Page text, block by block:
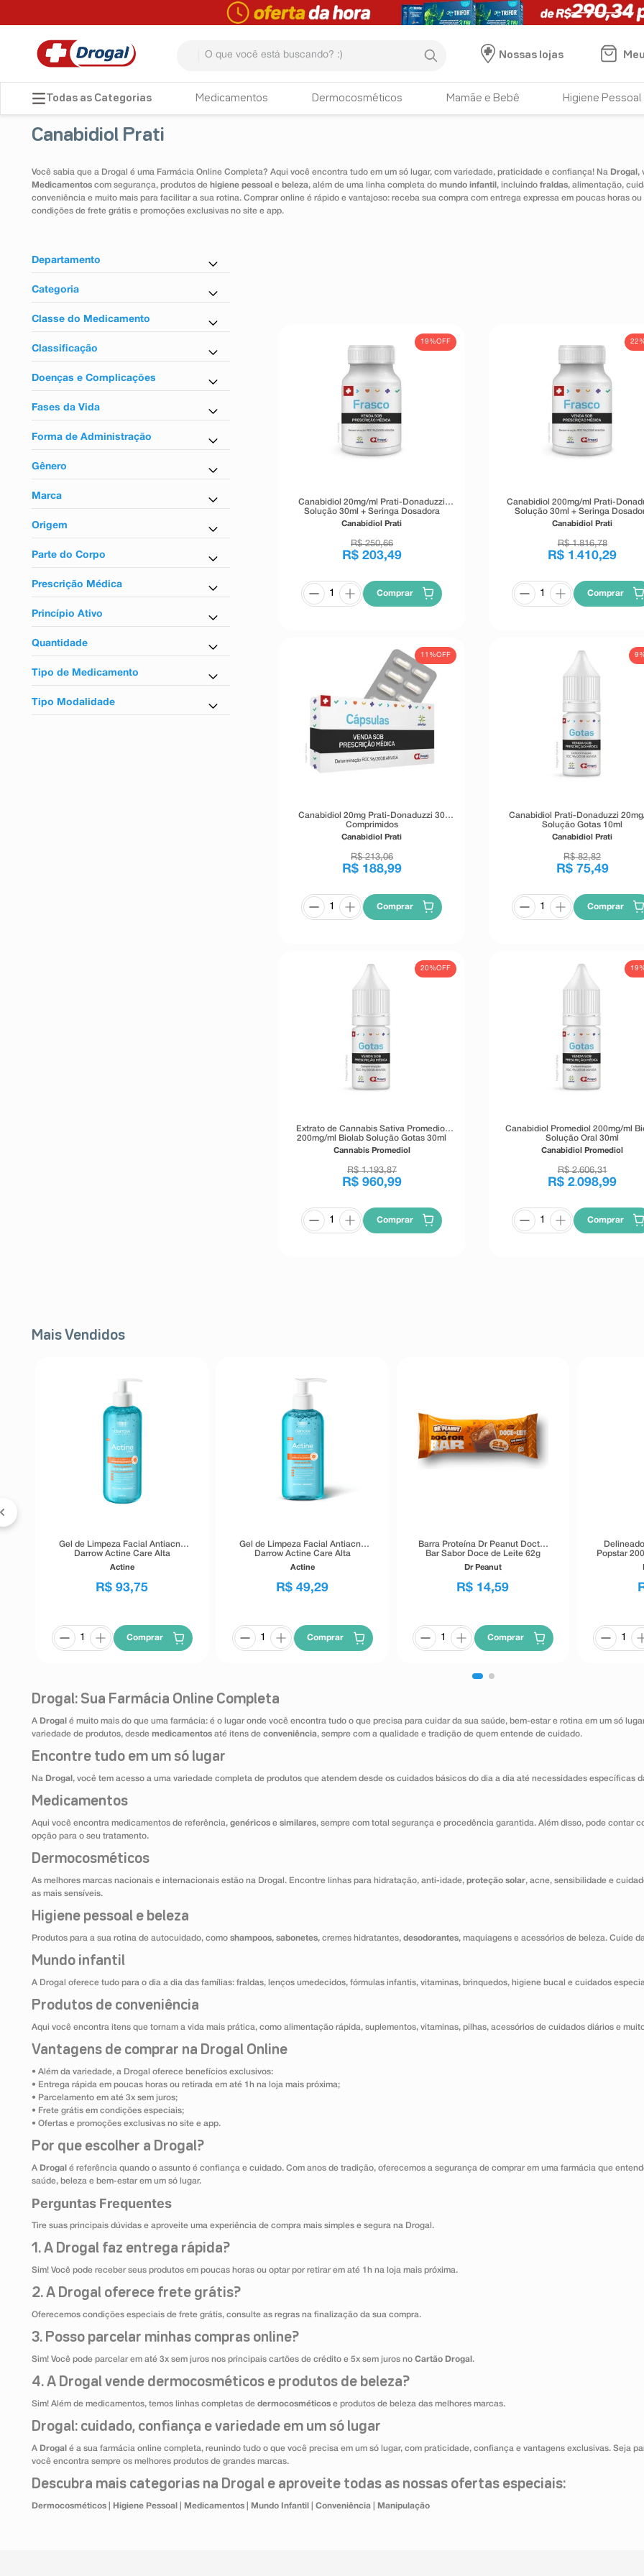
Nossas lojas
Medicamentos Dermocosméticos Mamãe e Bebê Higiene Pessoal
Canabidiol Prati
Você sabia que a Drogal é uma Farmácia Online Completa? Aqui você encontra tudo em um só lugar, com variedade, praticidade e confiança! Na Drogal ,
Medicamentos com segurança, produtos de higiene pessoal e beleza, além de uma linha completa do mundo infantil , incluindo fraldas, alimentação,
conveniência e muito mais para facilitar a sua rotina. Comprar online é rápido e vantajoso: receba sua compra com entrega expressa em poucas horas
condições de frete grátis e promoções exclusivas no site e app.
Departamento
Controlados
Categoria
Antiparkinsoniano
Antipsicótico
Classe do Medicamento
Antipsicóticos
Classificação
Tarja preta
Doenças e Complicações
Para convulsão
Para psicose
Fases da Vida
Para adultos
Para adulto e infantil
Forma de Administração
Uso oral
Gênero
Unissex
Marca
Canabidiol Prati
Canabidiol Promediol
Cannabis Promediol
Prati donaduzzi
Origem
Nacional
Parte do Corpo
Para o sistema nervoso
Prescrição Médica
Sim
Princípio Ativo
Canabidiol
Cannabis sativa
Quantidade
10ml
30 Comprimidos
30ml
Tipo de Medicamento
Outros
Referência
Tipo Modalidade
19%OFF
Canabidiol 20mg/ml Prati-Donaduzzi
Solução 30ml + Seringa Dosadora
Canabidiol Prati
R$ 250,66
R$ 203,49
Comprar
Canabidiol 200mg/ml Prati-
Solução 30ml + Seringa
Canabidiol Prati
R$ 1.816,78
R$ 1.410,29
Comprar
11%OFF
Canabidiol 20mg Prati-Donaduzzi 30
Comprimidos
Canabidiol Prati
R$ 213,06
R$ 188,99
Comprar
Canabidiol Prati-Donaduzzi
Solução Gotas 10ml
Canabidiol Prati
R$ 82,82
R$ 75,49
Comprar
20%OFF
Extrato de Cannabis Sativa Promediol
200mg/ml Biolab Solução Gotas 30ml
Cannabis Promediol
R$ 1.193,87
R$ 960,99
Comprar
Canabidiol Promediol 200mg/ml
Solução Oral 30ml
Canabidiol Promediol
R$ 2.606,31
R$ 2.098,99
Comprar
Mais Vendidos
Gel de Limpeza Facial Antiacne
Darrow Actine Care Alta
Tolerância 400g
Actine
R$ 93,75
Comprar
Gel de Limpeza Facial Antiacne
Darrow Actine Care Alta
Tolerância 140g
Actine
R$ 49,29
Comprar
Barra Proteína Dr Peanut Doctor
Bar Sabor Doce de Leite 62g
Dr Peanut
R$ 14,59
Comprar
Popstar
Drogal: Sua Farmácia Online Completa
A Drogal é muito mais do que uma farmácia: é o lugar onde você encontra tudo o que precisa para cuidar da sua saúde, bem-estar e rotina em um só
variedade de produtos, desde medicamentos até itens de conveniência, sempre com a qualidade e tradição de quem entende de cuidado.
Encontre tudo em um só lugar
Na Drogal , você tem acesso a uma variedade completa de produtos que atendem desde os cuidados básicos do dia a dia até necessidades específicas
Medicamentos
Aqui você encontra medicamentos de referência, genéricos e similares, sempre com total segurança e procedência garantida. Além disso, pode contar
opção para o seu tratamento.
Dermocosméticos
As melhores marcas nacionais e internacionais estão na Drogal. Encontre linhas para hidratação, anti-idade, proteção solar, acne, sensibilidade e
as mais sensíveis.
Higiene pessoal e beleza
Produtos para a sua rotina de autocuidado, como shampoos, sabonetes, cremes hidratantes, desodorantes, maquiagens e acessórios de beleza. Cuide
Mundo infantil
A Drogal oferece tudo para o dia a dia das famílias: fraldas, lenços umedecidos, fórmulas infantis, vitaminas, brinquedos, higiene bucal e cuidados
Produtos de conveniência
Aqui você encontra itens que tornam a vida mais prática, como alimentação rápida, suplementos, vitaminas, pilhas, acessórios de cuidados diários e
Vantagens de comprar na Drogal Online
• Além da variedade, a Drogal oferece benefícios exclusivos:
• Entrega rápida em poucas horas ou retirada em até 1h na loja mais próxima;
• Parcelamento em até 3x sem juros;
• Frete grátis em condições especiais;
• Ofertas e promoções exclusivas no site e app.
Por que escolher a Drogal?
A Drogal é referência quando o assunto é confiança e cuidado. Com anos de tradição, oferecemos a segurança de comprar em uma farmácia que
saúde, beleza e bem-estar em um só lugar.
Perguntas Frequentes
Tire suas principais dúvidas e aproveite uma experiência de compra mais simples e segura na Drogal.
1. A Drogal faz entrega rápida?
Sim! Você pode receber seus produtos em poucas horas ou optar por retirar em até 1h na loja mais próxima.
2. A Drogal oferece frete grátis?
Oferecemos condições especiais de frete grátis, consulte as regras na finalização da sua compra.
3. Posso parcelar minhas compras online?
Sim! Você pode parcelar em até 3x sem juros nos principais cartões de crédito e 5x sem juros no Cartão Drogal .
4. A Drogal vende dermocosméticos e produtos de beleza?
Sim! Além de medicamentos, temos linhas completas de dermocosméticos e produtos de beleza das melhores marcas.
Drogal: cuidado, confiança e variedade em um só lugar
A Drogal é a sua farmácia online completa, reunindo tudo o que você precisa em um só lugar, com praticidade, confiança e vantagens exclusivas. Seja
você encontra sempre os melhores produtos de grandes marcas.
Descubra mais categorias na Drogal e aproveite todas as nossas ofertas especiais:
Dermocosméticos Higiene Pessoal Medicamentos Mundo Infantil Conveniência Manipulação
TERMOS MAIS BUSCADOS
3º lenço umedecido
4º tadalafila
7º esmalte
8º teste gravidez
absorvente
shampoo